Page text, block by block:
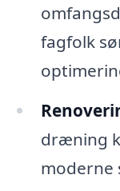
fagfolk
dræning
moderne